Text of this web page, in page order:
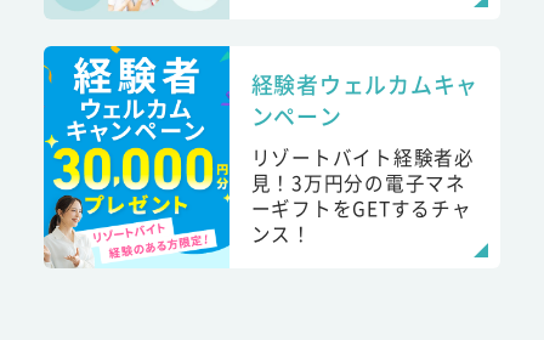
経験者ウェルカムキャ
ンペーン
リゾートバイト経験者必
見！3万円分の電子マネ
ーギフトをGETするチャ
ンス！